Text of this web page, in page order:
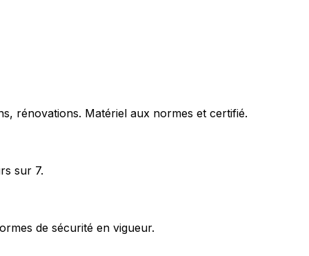
rénovations. Matériel aux normes et certifié.
sur 7.
de sécurité en vigueur.